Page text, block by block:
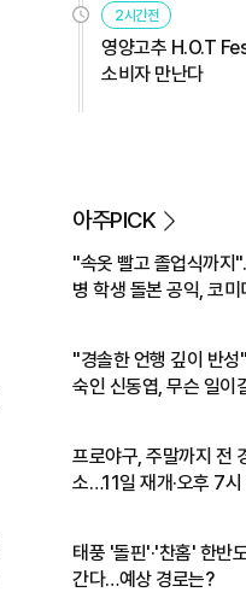
2시간전
영양고추 H.O.T
소비자 만난다
아주PICK
"속옷 빨고 졸업식까지
병 학생 돌본 공익, 코미
"경솔한 언행 깊이 반
숙인 신동엽, 무슨 일이
프로야구, 주말까지 전
소…11일 재개·오후 7시
태풍 '돌핀'·'찬홈' 한반
간다…예상 경로는?